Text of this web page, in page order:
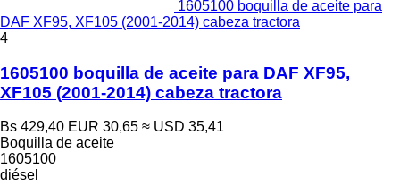
1605100 boquilla de aceite para
DAF XF95, XF105 (2001-2014) cabeza tractora
4
1605100 boquilla de aceite para DAF XF95,
XF105 (2001-2014) cabeza tractora
Bs 429,40 EUR 30,65 ≈ USD 35,41
Boquilla de aceite
1605100
diésel